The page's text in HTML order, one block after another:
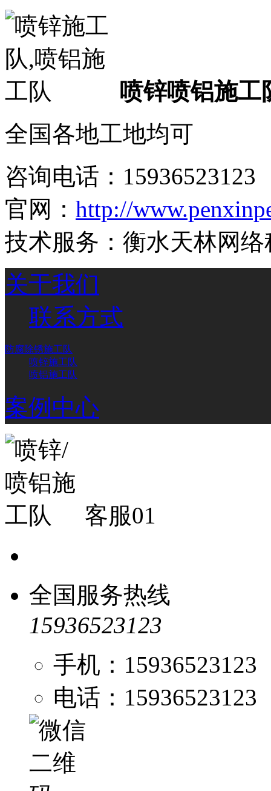
喷锌喷铝施工
全国各地工地均可
咨询电话： 15936523123
官网： http://
技术服务：衡水天林网络
关于我们
联系方式
防腐除锈施工队
喷锌施工队
喷铝施工队
案例中心
客服01
全国服务热线
15936523123
手机：15936523123
电话：15936523123